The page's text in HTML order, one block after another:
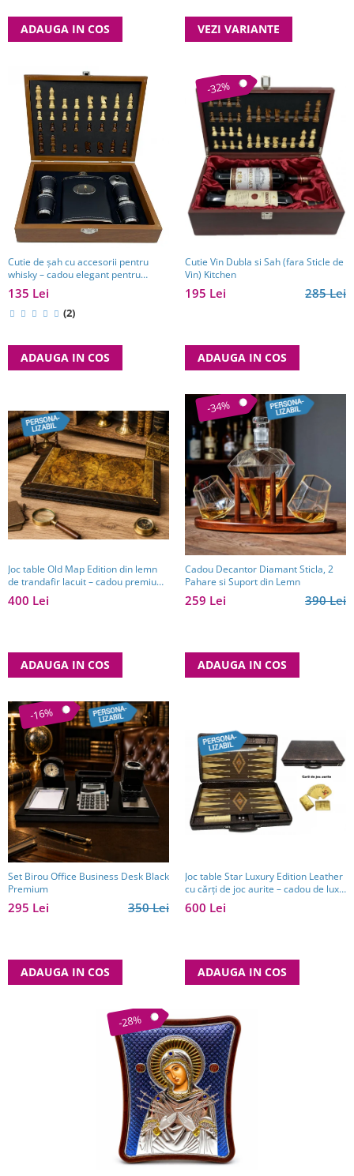
ADAUGA IN COS VEZI VARIANTE
Cutie de șah cu accesorii pentru
whisky – cadou elegant pentru
bărbați pasionați de strategie. TOP
10 Cadouri Barbati
135 Lei
(2)
ADAUGA IN COS
-32%
Cutie Vin Dubla si Sah (fara Sticle de
Vin) Kitchen
285 Lei
195 Lei
ADAUGA IN COS
Joc table Old Map Edition din lemn
de trandafir lacuit – cadou premium
pentru bărbați pasionați de jocuri
clasice
400 Lei
ADAUGA IN COS
-34%
Cadou Decantor Diamant Sticla, 2
Pahare si Suport din Lemn
390 Lei
259 Lei
ADAUGA IN COS
-16%
Set Birou Office Business Desk Black
Premium
350 Lei
295 Lei
ADAUGA IN COS
Joc table Star Luxury Edition Leather
cu cărți de joc aurite – cadou de lux
pentru bărbați
600 Lei
ADAUGA IN COS
-28%